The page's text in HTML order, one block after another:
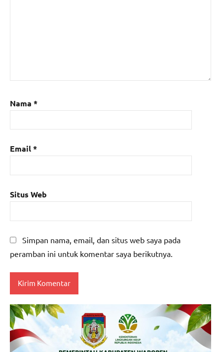
Nama *
Email*
Situs Web
Simpan nama, email, dan situs web saya pada
peramban ini untuk komentar saya berikutnya.